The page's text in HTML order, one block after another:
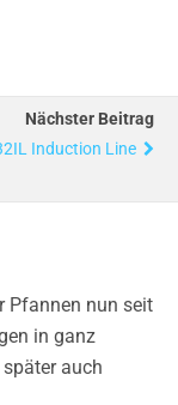
Nächster Beitrag
Induction Line
Pfannen nun seit
in ganz
auch